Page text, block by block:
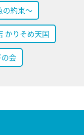
の約束～
かりそめ天国
会